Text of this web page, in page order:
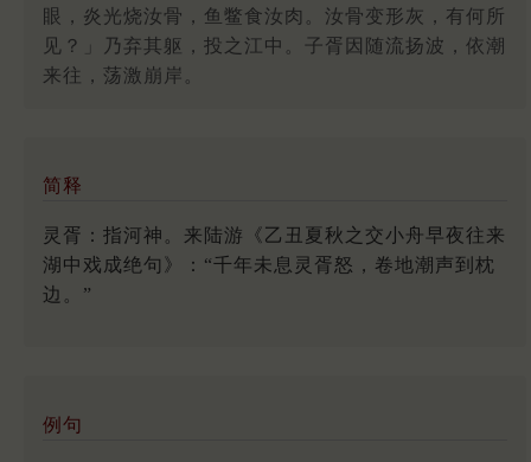
眼，炎光烧汝骨，鱼鳖食汝肉。汝骨变形灰，有何所
见？」乃弃其躯，投之江中。子胥因随流扬波，依潮
来往，荡激崩岸。
简释
灵胥：指河神。来陆游《乙丑夏秋之交小舟早夜往来
湖中戏成绝句》：“千年未息灵胥怒，卷地潮声到枕
边。”
例句